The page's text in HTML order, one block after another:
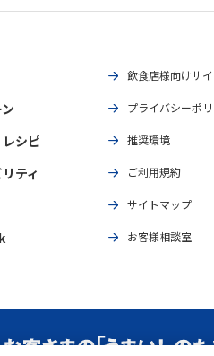
シピ
ティ
飲食店様向けサ
プライバシーポ
推奨環境
ご利用規約
サイトマップ
お客様相談室